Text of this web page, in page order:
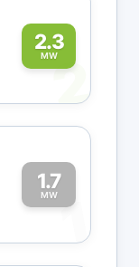
2.3
MW2
1.7
MW1